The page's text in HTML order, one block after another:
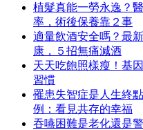
植髮真能一勞永逸？
率，術後保養靠２事
適量飲酒安全嗎？最
康，５招無痛減酒
天天吃飽照樣瘦！基
習慣
罹患失智症是人生終
例：看見共存的幸福
吞嚥困難是老化還是